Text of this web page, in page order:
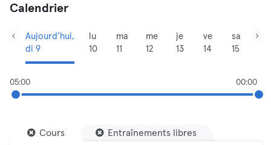
Calendrier
Aujourd’hui,
di 9
lu
10
ma
11
me
12
je
13
ve
14
sa
15
05:00 00:00
Cours Entraînements libres